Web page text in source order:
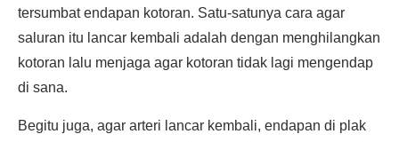
tersumbat endapan kotoran. Satu-satunya cara agar
saluran itu lancar kembali adalah dengan menghilangkan
kotoran lalu menjaga agar kotoran tidak lagi mengendap
di sana.
Begitu juga, agar arteri lancar kembali, endapan di plak